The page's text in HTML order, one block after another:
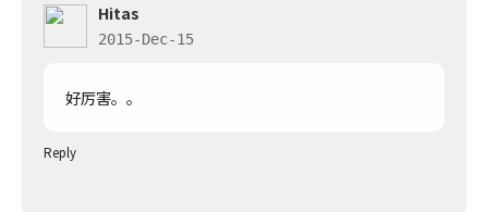
Hitas
2015-Dec-15
好厉害。。
Reply